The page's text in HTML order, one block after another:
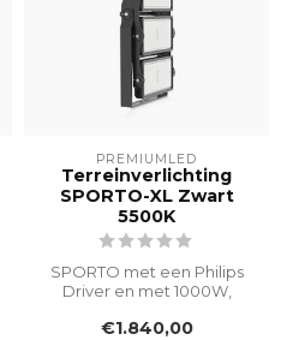
PREMIUMLED
Terreinverlichting
SPORTO-XL Zwart
5500K
SPORTO met een Philips
Driver en met 1000W,
efficiënt met...
€1.840,00